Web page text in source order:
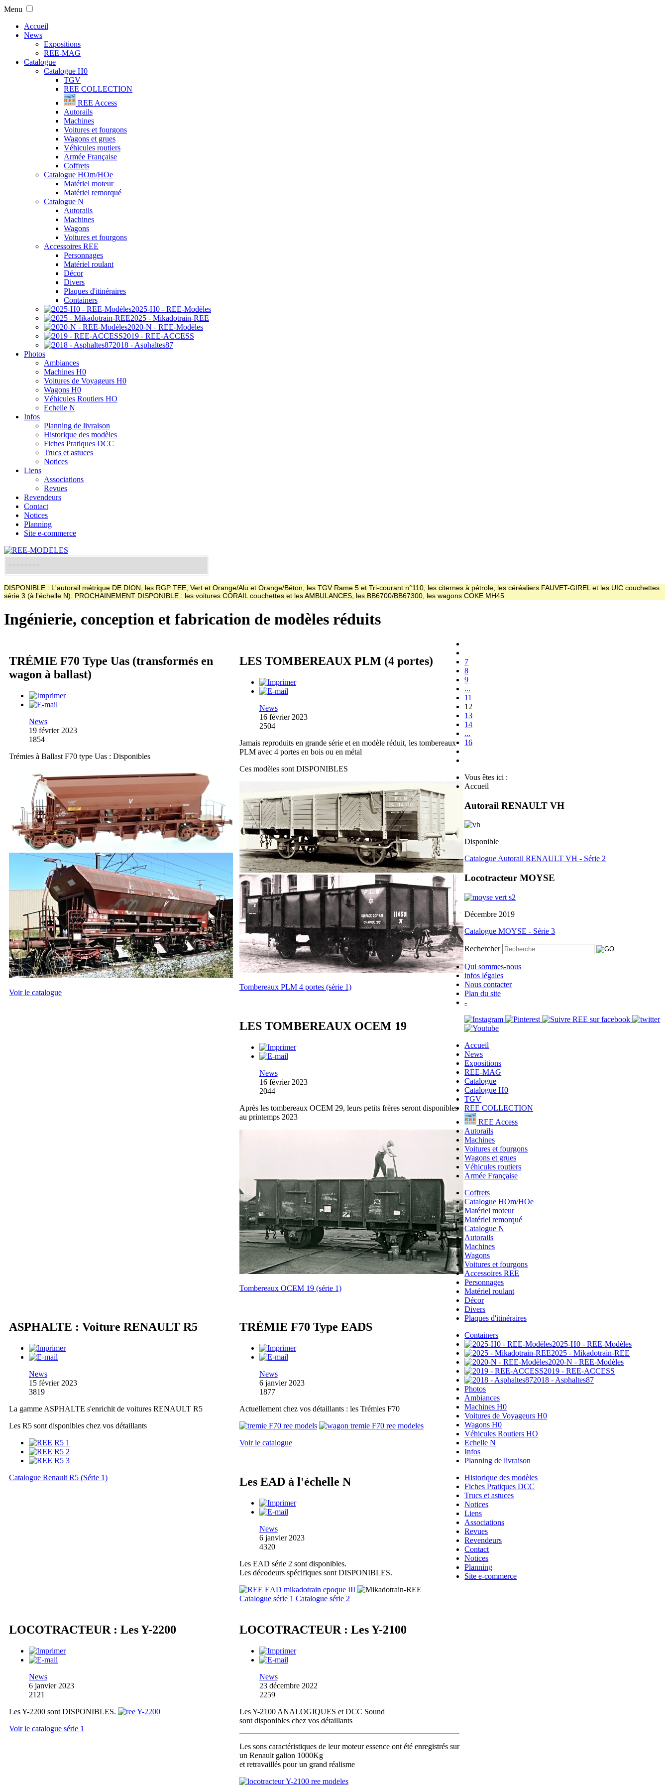
Menu
Accueil
News
Expositions
REE-MAG
Catalogue
Catalogue H0
TGV
REE COLLECTION
REE Access
Autorails
Machines
Voitures et fourgons
Wagons et grues
Véhicules routiers
Armée Française
Coffrets
Catalogue HOm/HOe
Matériel moteur
Matériel remorqué
Catalogue N
Autorails
Machines
Wagons
Voitures et fourgons
Accessoires REE
Personnages
Matériel roulant
Décor
Divers
Plaques d'itinéraires
Containers
2025-H0 - REE-Modèles
2025 - Mikadotrain-REE
2020-N - REE-Modèles
2019 - REE-ACCESS
2018 - Asphaltes87
Photos
Ambiances
Machines H0
Voitures de Voyageurs H0
Wagons H0
Véhicules Routiers HO
Echelle N
Infos
Planning de livraison
Historique des modèles
Fiches Pratiques DCC
Trucs et astuces
Notices
Liens
Associations
Revues
Revendeurs
Contact
Notices
Planning
Site e-commerce
DISPONIBLE : L'autorail métrique DE DION, les RGP TEE, Vert et Orange/Alu et Orange/Béton, les TGV Rame 5 et Tri-courant n°110, les citernes à pétrole, les céréaliers FAUVET-GIREL et les UIC couchettes
série 3 (à l'échelle N). PROCHAINEMENT DISPONIBLE : les voitures CORAIL couchettes et les AMBULANCES, les BB6700/BB67300, les wagons COKE MH45
Ingénierie, conception et fabrication de modèles réduits
TRÉMIE F70 Type Uas (transformés en
wagon à ballast)
News
19 février 2023
1854
Trémies à Ballast F70 type Uas : Disponibles
Voir le catalogue
LES TOMBEREAUX PLM (4 portes)
News
16 février 2023
2504
Jamais reproduits en grande série et en modèle réduit, les tombereaux
PLM avec 4 portes en bois ou en métal
Ces modèles sont DISPONIBLES
Tombereaux PLM 4 portes (série 1)
LES TOMBEREAUX OCEM 19
News
16 février 2023
2044
Après les tombereaux OCEM 29, leurs petits frères seront disponibles
au printemps 2023
Tombereaux OCEM 19 (série 1)
ASPHALTE : Voiture RENAULT R5
News
15 février 2023
3819
La gamme ASPHALTE s'enrichit de voitures RENAULT R5
Les R5 sont disponibles chez vos détaillants
Catalogue Renault R5 (Série 1)
TRÉMIE F70 Type EADS
News
6 janvier 2023
1877
Actuellement chez vos détaillants : les Trémies F70
Voir le catalogue
Les EAD à l'échelle N
News
6 janvier 2023
4320
Les EAD série 2 sont disponibles.
Les décodeurs spécifiques sont DISPONIBLES.
Catalogue série 1 Catalogue série 2
LOCOTRACTEUR : Les Y-2200
News
6 janvier 2023
2121
Les Y-2200 sont DISPONIBLES.
Voir le catalogue série 1
LOCOTRACTEUR : Les Y-2100
News
23 décembre 2022
2259
Les Y-2100 ANALOGIQUES et DCC Sound
sont disponibles chez vos détaillants
Les sons caractéristiques de leur moteur essence ont été enregistrés sur
un Renault galion 1000Kg
et retravaillés pour un grand réalisme
7
8
9
...
11
12
13
14
...
16
Vous êtes ici :
Accueil
Autorail RENAULT VH
Disponible
Catalogue Autorail RENAULT VH - Série 2
Locotracteur MOYSE
Décembre 2019
Catalogue MOYSE - Série 3
Rechercher
Qui sommes-nous
infos légales
Nous contacter
Plan du site
-
Accueil
News
Expositions
REE-MAG
Catalogue
Catalogue H0
TGV
REE COLLECTION
REE Access
Autorails
Machines
Voitures et fourgons
Wagons et grues
Véhicules routiers
Armée Française
Coffrets
Catalogue HOm/HOe
Matériel moteur
Matériel remorqué
Catalogue N
Autorails
Machines
Wagons
Voitures et fourgons
Accessoires REE
Personnages
Matériel roulant
Décor
Divers
Plaques d'itinéraires
Containers
2025-H0 - REE-Modèles
2025 - Mikadotrain-REE
2020-N - REE-Modèles
2019 - REE-ACCESS
2018 - Asphaltes87
Photos
Ambiances
Machines H0
Voitures de Voyageurs H0
Wagons H0
Véhicules Routiers HO
Echelle N
Infos
Planning de livraison
Historique des modèles
Fiches Pratiques DCC
Trucs et astuces
Notices
Liens
Associations
Revues
Revendeurs
Contact
Notices
Planning
Site e-commerce